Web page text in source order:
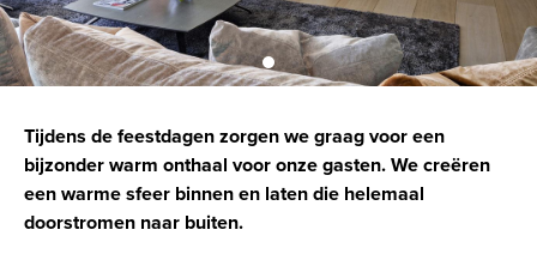
Tijdens de feestdagen zorgen we graag voor een
bijzonder warm onthaal voor onze gasten. We creëren
een warme sfeer binnen en laten die helemaal
doorstromen naar buiten.